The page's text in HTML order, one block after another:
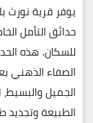
يوفر قرية نورث
حدائق التأمل
للسكان. هذه
الصفاء الذهني
الجميل
الطبيعة وتجديد